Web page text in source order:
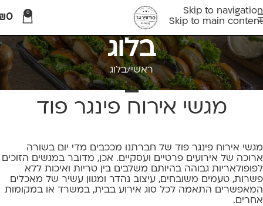
Skip to navigation
Skip to main content
0
0
בלוג
ראשי בלוג
בלוג
מגשי אירוח פינגר פוד
מגשי אירוח פינגר פוד של חברתנו מככבים מדי יום בשורה
ארוכה של אירועים פרטיים ועסקיים. אכן, מדובר במגשים הזוכים
לפופולאריות גבוהה בהיותם משלבים בין טריות ואיכות ללא
פשרות, טעמים משובחים, עיצוב נהדר ומגוון עשיר של מאכלים
המאפשרים התאמה לכל סוג אירוע בבית, במשרד או במקומות
אחרים.